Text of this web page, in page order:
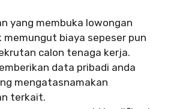
yang membuka lowongan
memungut biaya sepeser pun
calon tenaga kerja.
data pribadi anda
mengatasnamakan
terkait.